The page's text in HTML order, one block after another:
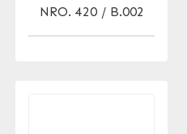
NRO. 420 / B.002